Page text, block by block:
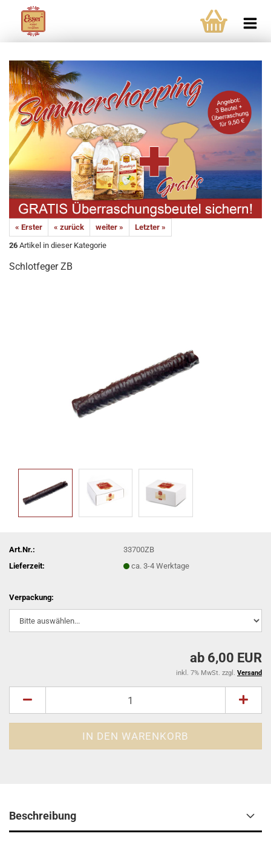
« Erster « zurück weiter »
Letzter »
26 Artikel in dieser Kategorie
Schlotfeger ZB
Art.Nr.:
33700ZB
Lieferzeit:
ca. 3-4 Werktage
Verpackung:
ab 6,00 EUR
inkl. 7% MwSt. zzgl. Versand
Beschreibung